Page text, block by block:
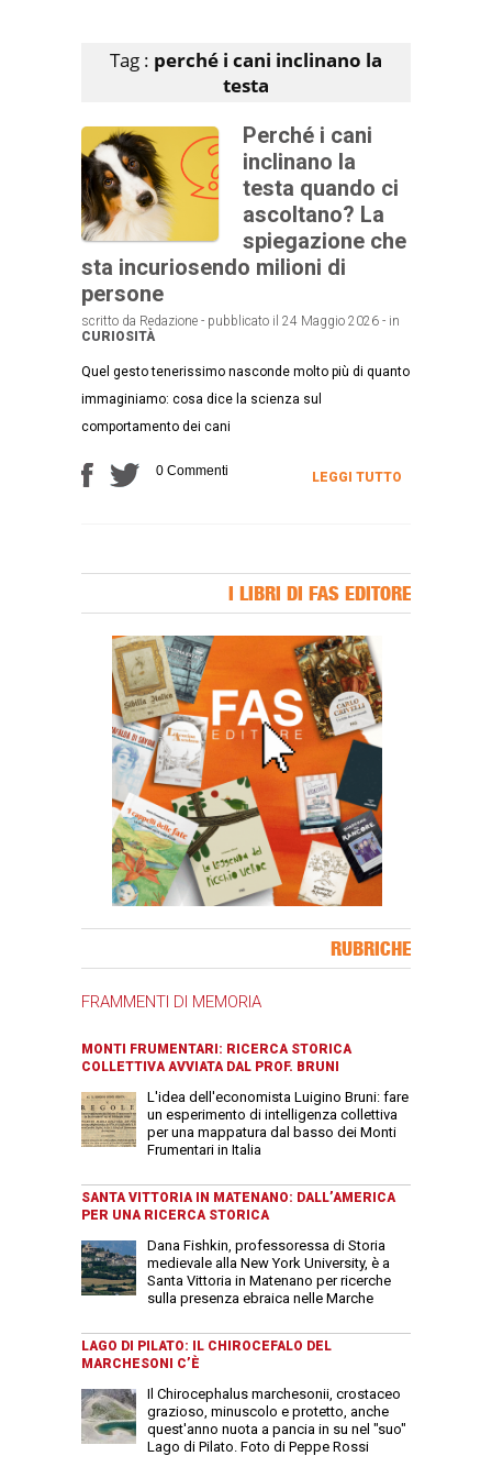
Tag : perché i cani inclinano la
testa
Perché i cani
inclinano la
testa quando ci
ascoltano? La
spiegazione che
sta incuriosendo milioni di
persone
scritto da Redazione - pubblicato il 24 Maggio 2026 - in
CURIOSITÀ
Quel gesto tenerissimo nasconde molto più di quanto
immaginiamo: cosa dice la scienza sul
comportamento dei cani
0 Commenti LEGGI TUTTO
I LIBRI DI FAS EDITORE
RUBRICHE
FRAMMENTI DI MEMORIA
MONTI FRUMENTARI: RICERCA STORICA
COLLETTIVA AVVIATA DAL PROF. BRUNI
L'idea dell'economista Luigino Bruni: fare
un esperimento di intelligenza collettiva
per una mappatura dal basso dei Monti
Frumentari in Italia
SANTA VITTORIA IN MATENANO: DALL’AMERICA
PER UNA RICERCA STORICA
Dana Fishkin, professoressa di Storia
medievale alla New York University, è a
Santa Vittoria in Matenano per ricerche
sulla presenza ebraica nelle Marche
LAGO DI PILATO: IL CHIROCEFALO DEL
MARCHESONI C’È
Il Chirocephalus marchesonii, crostaceo
grazioso, minuscolo e protetto, anche
quest'anno nuota a pancia in su nel "suo"
Lago di Pilato. Foto di Peppe Rossi